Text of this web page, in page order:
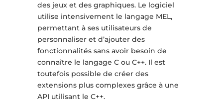
des jeux et des graphiques. Le logiciel
utilise intensivement le langage MEL,
permettant à ses utilisateurs de
personnaliser et d’ajouter des
fonctionnalités sans avoir besoin de
connaître le langage C ou C++. Il est
toutefois possible de créer des
extensions plus complexes grâce à une
API utilisant le C++.